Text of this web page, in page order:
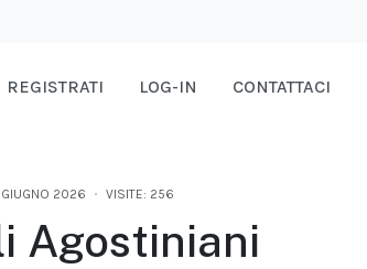
REGISTRATI LOG-IN CONTATTACI
GIUGNO 2026 VISITE: 256
Agostiniani